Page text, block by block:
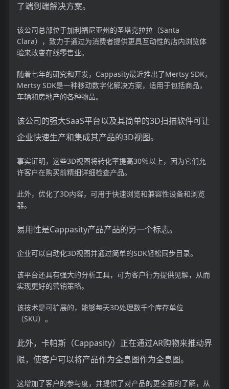
了端到端解决方案。
该公司总部位于加利福尼亚州的圣塔克拉拉（Santa
Clara），致力于通过为消费者提供更具互动性的店内浏览体
验来改变在线零售业。
随着七年的研究和开发，Cappasity最近推出了Mertsy SDK，
Mertsy SDK是一种移动数字化解决方案，适用于包括商品，
车辆和房地产的各种物品。
该公司的强大SaaS平台以及其简单的3D扫描软件可让
企业快速生产和集成其产品的3D视图。
事实证明，这些3D视图将转化率提高30％以上，因为它们允
许客户在购买前精细详细检查产品。
此外，优化了3D内容，可用于快速浏览和兼容性设备和浏览
器。
易用性是Cappasity产品产品的另一个标志。
企业可以自动化3D视图并通过简单的SDK轻松同步目录。
该平台还具有强大的分析工具，可为客户行为提供见解，从而
实现更好的营销策略。
该技术是可扩展的，能够每天3D处理数千个库存单位
（SKU）。
此外，卡帕斯（Cappasity）正在通过AR购物来推动界
限，使客户可以将产品作为全息图作为全息图。
这增加了客户的参与度，并提供了对产品的更全面的了解，从